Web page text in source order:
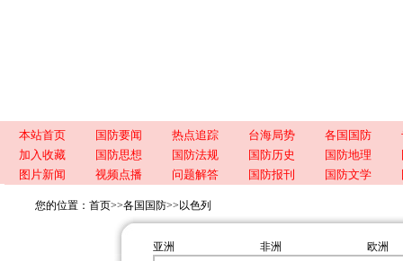
本站首页 国防要闻 热点追踪 台海局势 各国国防
加入收藏
国防思想 国防法规 国防历史 国防地理
图片新闻
视频点播 问题解答 国防报刊 国防文学
您的位置： 首页>>各国国防>> 以色列
亚洲 非洲 欧洲